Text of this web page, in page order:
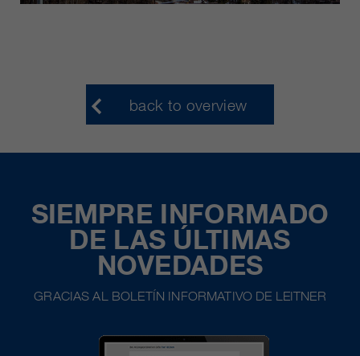
back to overview
SIEMPRE INFORMADO
DE LAS ÚLTIMAS
NOVEDADES
GRACIAS AL BOLETÍN INFORMATIVO DE LEITNER